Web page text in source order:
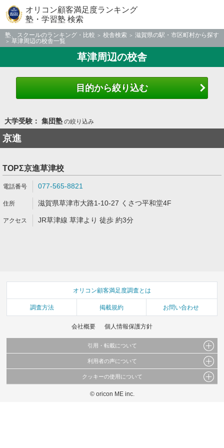
オリコン顧客満足度ランキング
塾・学習塾 検索
塾、スクールのランキング・比較 校舎検索
滋賀県の駅・市区町村から探す
草津周辺の校舎一覧
草津周辺の校舎
目的から絞り込む
大学受験： 集団塾の絞り込み
京進
TOPΣ京進草津校
077-565-8821
滋賀県草津市大路1-10-27 くさつ平和堂4F
JR草津線 草津より 徒歩 約3分
オリコン顧客満足度調査とは
調査方法 掲載規約 お問い合わせ
会社概要 個人情報保護方針
引用・転載について
当サイトで公開されている情報（文字、写真、イラスト、画像データ等）及びこれらの配
これらの情報を権利者の許可なく無断転載・複製などの二次利用を行うことは固く禁じて
利用者の声について
当サイトに掲載している内容はすべてサービスの利用者が提出された見解・感想です。
弊社の見解・ 意見ではないことをご理解いただいた上でご覧ください。
クッキーの使用について
このサイトでは Cookie を使用して、ユーザーに合わせたコンテンツや広告の表示、ソー
© oricon ME inc.